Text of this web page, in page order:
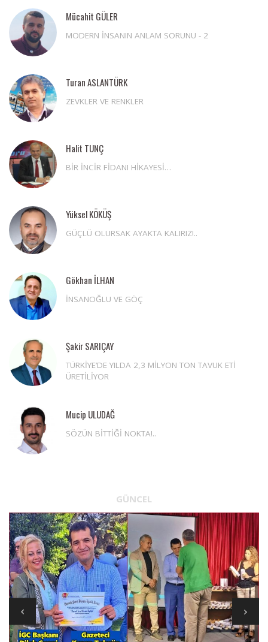
Mücahit GÜLER
MODERN İNSANIN ANLAM SORUNU - 2
Turan ASLANTÜRK
ZEVKLER VE RENKLER
Halit TUNÇ
BİR İNCİR FİDANI HİKAYESİ…
Yüksel KÖKÜŞ
GÜÇLÜ OLURSAK AYAKTA KALIRIZ!..
Gökhan İLHAN
İNSANOĞLU VE GÖÇ
Şakir SARIÇAY
TÜRKİYE’DE YILDA 2,3 MİLYON TON TAVUK ETİ
ÜRETİLİYOR
Mucip ULUDAĞ
SÖZÜN BİTTİĞİ NOKTA!..
GÜNCEL